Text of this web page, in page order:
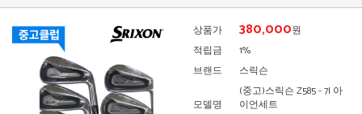
상품가 380,000원
적립금
1%
브랜드
스릭슨
모델명
(중고)스릭슨 Z585 - 7I 아
이언세트